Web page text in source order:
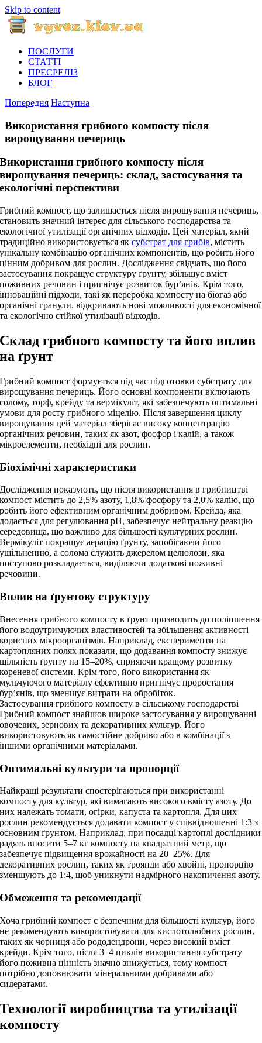
Skip to content
ПОСЛУГИ
СТАТТІ
ПРЕСРЕЛІЗ
БЛОГ
Попередня Наступна
Використання грибного компосту після
вирощування печериць
Використання грибного компосту після
вирощування печериць: склад, застосування та
екологічні перспективи
Грибний компост, що залишається після вирощування печериць,
становить значний інтерес для сільського господарства та
екологічної утилізації органічних відходів. Цей матеріал, який
традиційно використовується яксубстрат для грибів, містить
унікальну комбінацію органічних компонентів, що робить його
цінним добривом для рослин. Дослідження свідчать, що його
застосування покращує структуру ґрунту, збільшує вміст
поживних речовин і пригнічує розвиток бур’янів. Крім того,
інноваційні підходи, такі як переробка компосту на біогаз або
органічні гранули, відкривають нові можливості для економічної
та екологічно стійкої утилізації відходів.
Склад грибного компосту та його вплив
на ґрунт
Грибний компост формується під час підготовки субстрату для
вирощування печериць. Його основні компоненти включають
солому, торф, крейду та вермікуліт, які забезпечують оптимальні
умови для росту грибного міцелію. Після завершення циклу
вирощування цей матеріал зберігає високу концентрацію
органічних речовин, таких як азот, фосфор і калій, а також
мікроелементи, необхідні для рослин.
Біохімічні характеристики
Дослідження показують, що після використання в грибництві
компост містить до 2,5% азоту, 1,8% фосфору та 2,0% калію, що
робить його ефективним органічним добривом. Крейда, яка
додається для регулювання pH, забезпечує нейтральну реакцію
середовища, що важливо для більшості культурних рослин.
Вермікуліт покращує аерацію ґрунту, запобігаючи його
ущільненню, а солома служить джерелом целюлози, яка
поступово розкладається, виділяючи додаткові поживні
речовини.
Вплив на ґрунтову структуру
Внесення грибного компосту в ґрунт призводить до поліпшення
його водоутримуючих властивостей та збільшення активності
корисних мікроорганізмів. Наприклад, експерименти на
картопляних полях показали, що додавання компосту знижує
щільність ґрунту на 15–20%, сприяючи кращому розвитку
кореневої системи. Крім того, його використання як
мульчуючого матеріалу ефективно пригнічує проростання
бур’янів, що зменшує витрати на обробіток.
Застосування грибного компосту в сільському господарстві
Грибний компост знайшов широке застосування у вирощуванні
овочевих, зернових та декоративних культур. Його
використовують як самостійне добриво або в комбінації з
іншими органічними матеріалами.
Оптимальні культури та пропорції
Найкращі результати спостерігаються при використанні
компосту для культур, які вимагають високого вмісту азоту. До
них належать томати, огірки, капуста та картопля. Для цих
рослин рекомендується додавати компост у співвідношенні 1:3 з
основним ґрунтом. Наприклад, при посадці картоплі дослідники
радять вносити 5–7 кг компосту на квадратний метр, що
забезпечує підвищення врожайності на 20–25%. Для
декоративних рослин, таких як троянди або хвойні, пропорцію
зменшують до 1:4, щоб уникнути надмірного накопичення азоту.
Обмеження та рекомендації
Хоча грибний компост є безпечним для більшості культур, його
не рекомендують використовувати для кислотолюбних рослин,
таких як чорниця або рододендрони, через високий вміст
крейди. Крім того, після 3–4 циклів використання субстрату
його поживна цінність значно знижується, тому компост
потрібно доповнювати мінеральними добривами або
сидератами.
Технології виробництва та утилізації
компосту